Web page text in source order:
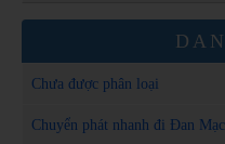
Chưa được phân loại
Chuyển phát nhanh đi Đan